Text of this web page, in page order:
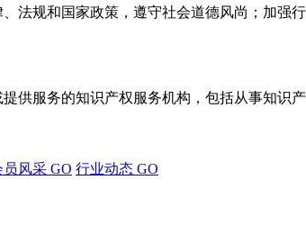
法规和国家政策，遵守社会道德风尚；加强
供服务的知识产权服务机构，包括从事知识
员风采 GO 行业动态 GO